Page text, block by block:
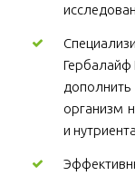
организм
и